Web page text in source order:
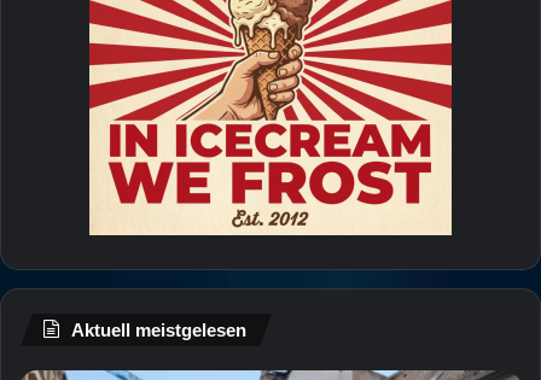
Aktuell meistgelesen